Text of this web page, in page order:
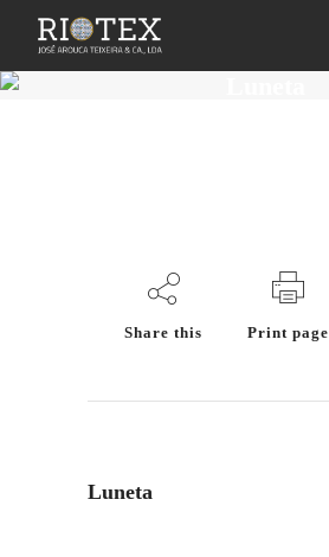
Share this Print page
Luneta